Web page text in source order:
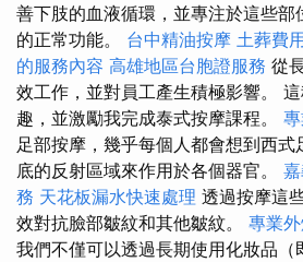
善下肢的血液循環，並專注於這些部
的正常功能。 台中精油按摩 土葬費
的服務內容 高雄地區台胞證服務 從
效工作，並對員工產生積極影響。
趣，並激勵我完成泰式按摩課程。
足部按摩，幾乎每個人都會想到西
底的反射區域來作用於各個器官。
務 天花板漏水快速處理 透過按摩這
效對抗臉部皺紋和其他皺紋。 專業
我們不僅可以透過長期使用化妝品（